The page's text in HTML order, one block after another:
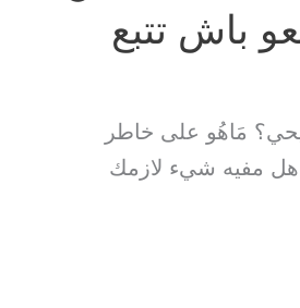
باش تتبع
مَاهُو على خاطر
مفيه شيء لازمك